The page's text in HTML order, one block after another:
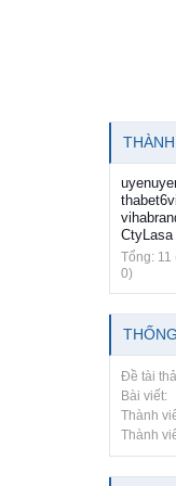
CtyLasa
Tổng: 11
0)
Đề tài
Bài viết:
Thành
Thành